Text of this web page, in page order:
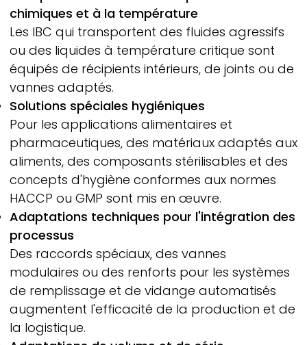
chimiques et à la température
Les IBC qui transportent des fluides agressifs
ou des liquides à température critique sont
équipés de récipients intérieurs, de joints ou de
vannes adaptés.
Solutions spéciales hygiéniques
Pour les applications alimentaires et
pharmaceutiques, des matériaux adaptés aux
aliments, des composants stérilisables et des
concepts d'hygiène conformes aux normes
HACCP ou GMP sont mis en œuvre.
Adaptations techniques pour l'intégration des
processus
Des raccords spéciaux, des vannes
modulaires ou des renforts pour les systèmes
de remplissage et de vidange automatisés
augmentent l'efficacité de la production et de
la logistique.